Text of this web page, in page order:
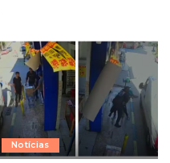
Notícias